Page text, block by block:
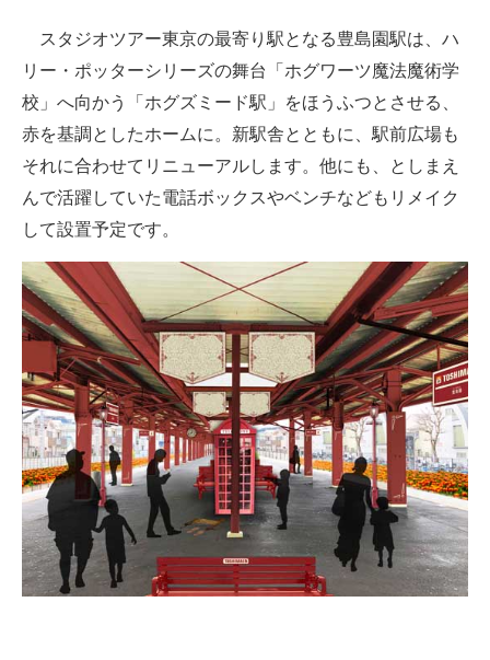
建設×テクノロジーの最前線
スタジオツアー東京の最寄り駅となる豊島園駅は、ハ
リー・ポッターシリーズの舞台「ホグワーツ魔法魔術学
校」へ向かう「ホグズミード駅」をほうふつとさせる、
赤を基調としたホームに。新駅舎とともに、駅前広場も
それに合わせてリニューアルします。他にも、としまえ
んで活躍していた電話ボックスやベンチなどもリメイク
して設置予定です。